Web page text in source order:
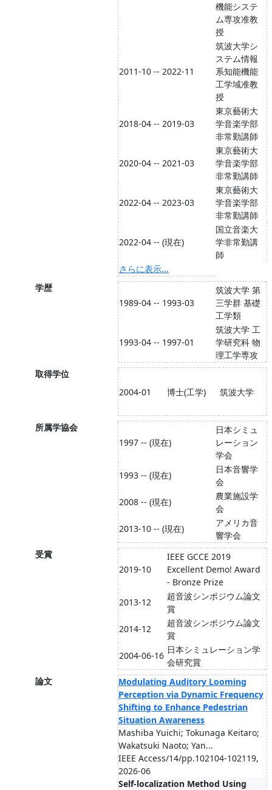
機能システ
ム専攻准教
授
2011-10 -- 2022-11
筑波大学シ
ステム情報
系知能機能
工学域准教
授
2018-04 -- 2019-03
東京藝術大
学音楽学部
非常勤講師
2020-04 -- 2021-03
東京藝術大
学音楽学部
非常勤講師
2022-04 -- 2023-03
東京藝術大
学音楽学部
非常勤講師
2022-04 -- (現在)
国立音楽大
学非常勤講
師
さらに表示...
学歴
1989-04 -- 1993-03
筑波大学 第
三学群 基礎
工学類
1993-04 -- 1997-01
筑波大学 工
学研究科 物
理工学専攻
取得学位
2004-01
博士(工学) 筑波大学
所属学協会
1997 -- (現在)
日本シミュ
レーション
学会
1993 -- (現在)
日本音響学
会
2008 -- (現在)
農業施設学
会
2013-10 -- (現在)
アメリカ音
響学会
受賞
2019-10
IEEE GCCE 2019
Excellent Demo! Award
- Bronze Prize
2013-12
超音波シンポジウム論文
賞
2014-12
超音波シンポジウム論文
賞
2004-06-16
日本シミュレーション学
会研究賞
論文
Modulating Auditory Looming
Perception via Dynamic Frequency
Shifting to Enhance Pedestrian
Situation Awareness
Mashiba Yuichi; Tokunaga Keitaro;
Wakatsuki Naoto; Yan...
IEEE Access/14/pp.102104-102119,
2026-06
Self-localization Method Using